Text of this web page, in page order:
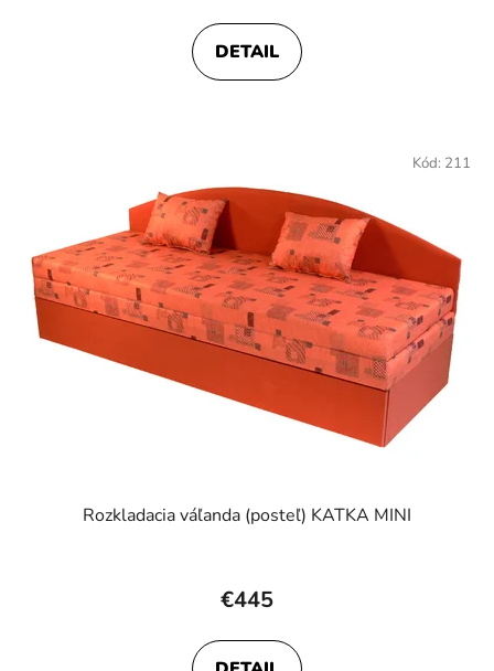
je
3,7
DETAIL
Rozkladacia váľanda (posteľ) KATKA MINI
€445
Kód: 211